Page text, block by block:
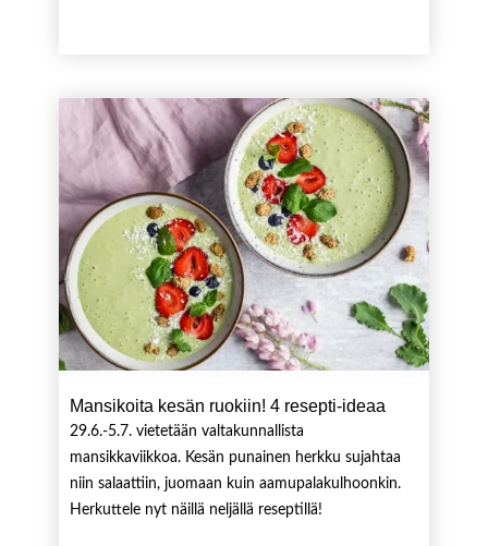
Mansikoita kesän ruokiin! 4 resepti-ideaa
29.6.-5.7. vietetään valtakunnallista
mansikkaviikkoa. Kesän punainen herkku sujahtaa
niin salaattiin, juomaan kuin aamupalakulhoonkin.
Herkuttele nyt näillä neljällä reseptillä!